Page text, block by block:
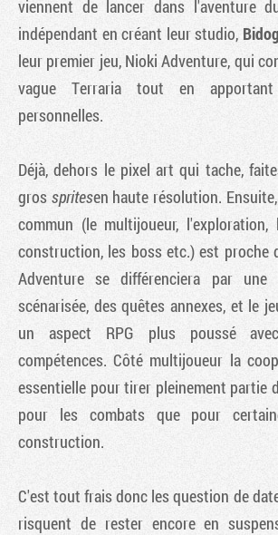
viennent de lancer dans l'aventure
indépendant en créant leur studio,
leur premier jeu, Nioki Adventure, qui
vague Terraria tout en
personnelles.
Déjà, dehors le pixel art qui tache,
gros spritesen haute résolution.
commun (le multijoueur, l'exploration,
construction, les boss etc.) est proche
Adventure se différenciera par une
scénarisée, des quêtes annexes, et le
un aspect RPG plus poussé
compétences. Côté multijoueur la
essentielle pour tirer pleinement partie
pour les combats que pour
construction.
C'est tout frais donc les question de
risquent de rester encore en
Tribune